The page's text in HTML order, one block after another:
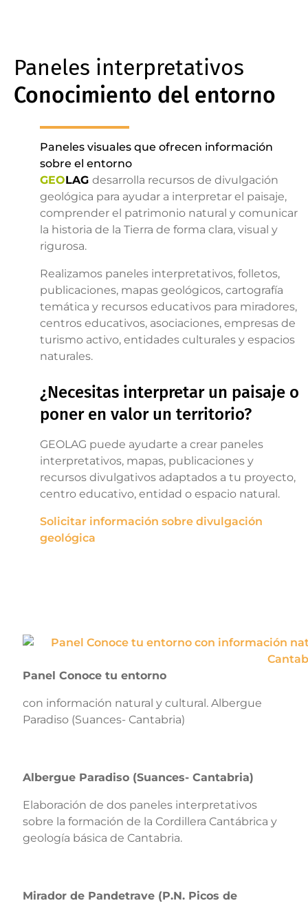
Paneles interpretativos
Conocimiento del entorno
Paneles visuales que ofrecen información
sobre el entorno
GEOLAG desarrolla recursos de divulgación
geológica para ayudar a interpretar el paisaje,
comprender el patrimonio natural y comunicar
la historia de la Tierra de forma clara, visual y
rigurosa.
Realizamos paneles interpretativos, folletos,
publicaciones, mapas geológicos, cartografía
temática y recursos educativos para miradores,
centros educativos, asociaciones, empresas de
turismo activo, entidades culturales y espacios
naturales.
¿Necesitas interpretar un paisaje o
poner en valor un territorio?
GEOLAG puede ayudarte a crear paneles
interpretativos, mapas, publicaciones y
recursos divulgativos adaptados a tu proyecto,
centro educativo, entidad o espacio natural.
Solicitar información sobre divulgación
geológica
Panel Conoce tu entorno
con información natural y cultural. Albergue
Paradiso (Suances- Cantabria)
Albergue Paradiso (Suances- Cantabria)
Elaboración de dos paneles interpretativos
sobre la formación de la Cordillera Cantábrica y
geología básica de Cantabria.
Mirador de Pandetrave (P.N. Picos de